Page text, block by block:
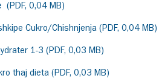
(PDF, 0,04 MB)
Cukro/Chishnjenja (PDF, 0,04 MB)
1-3 (PDF, 0,03 MB)
thaj dieta (PDF, 0,03 MB)